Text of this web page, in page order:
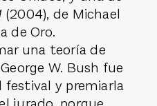
(2004), de Michael
de Oro.
una teoría de
W. Bush fue
y premiarla